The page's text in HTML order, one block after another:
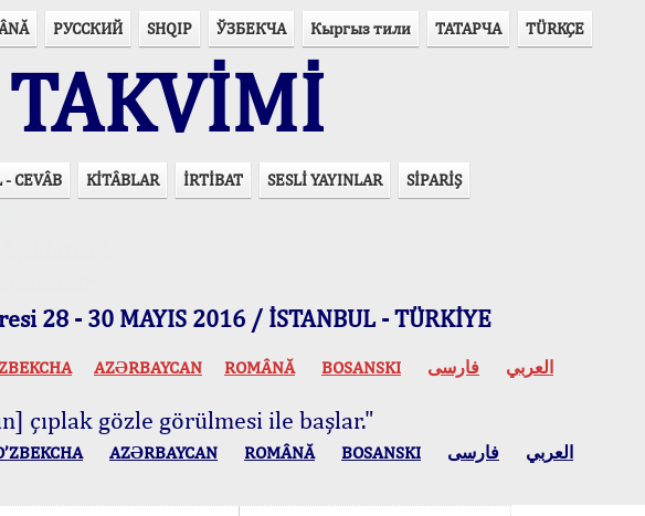
РУССКИЙ SHQIP ЎЗБЕКЧА Кыргыз тили ТАТАРЧА TÜRKÇE
- CEVÂB KİTÂBLAR İRTİBAT SESLİ YAYINLAR SİPARİŞ
28 - 30 MAYIS 2016 / İSTANBUL - TÜRKİYE
AZӘRBAYCAN ROMÂNĂ BOSANSKI العربي فارسی
çıplak gözle görülmesi ile başlar."
AZӘRBAYCAN ROMÂNĂ BOSANSKI العربي فارسی